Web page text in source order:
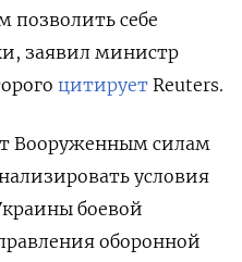
себе
заявил министр
цитирует Reuters.
Вооруженным силам
условия
боевой
оборонной